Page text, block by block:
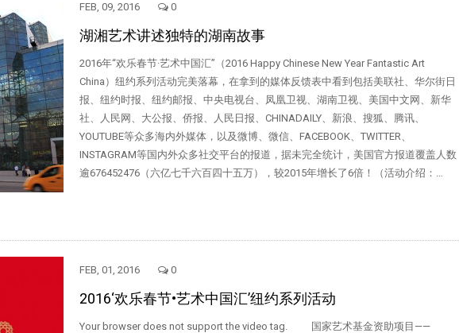
FEB, 09, 2016 0
湖湘艺术讲述独特的湖南故事
2016年“欢乐春节·艺术中国汇”（2016 Happy Chinese New Year Fantastic Art
China）纽约系列活动完美落幕，在拿到的媒体反馈表中看到包括美联社、华尔街日
报、纽约时报、纽约邮报、中央电视台、凤凰卫视、湖南卫视、美国中文网、新华
社、人民网、大公报、侨报、人民日报、CHINADAILY、新浪、搜狐、腾讯、
YOUTUBE等众多海内外媒体，以及微博、微信、FACEBOOK、TWITTER、
INSTAGRAM等国内外众多社交平台的报道，据未完全统计，美国官方报道覆盖人数
逾676452476（六亿七千六百四十五万），较2015年增长了6倍！（活动介绍：…
FEB, 01, 2016 0
2016‘欢乐春节•艺术中国汇’纽约系列活动
Your browser does not support the video tag. 国家艺术基金资助项目——